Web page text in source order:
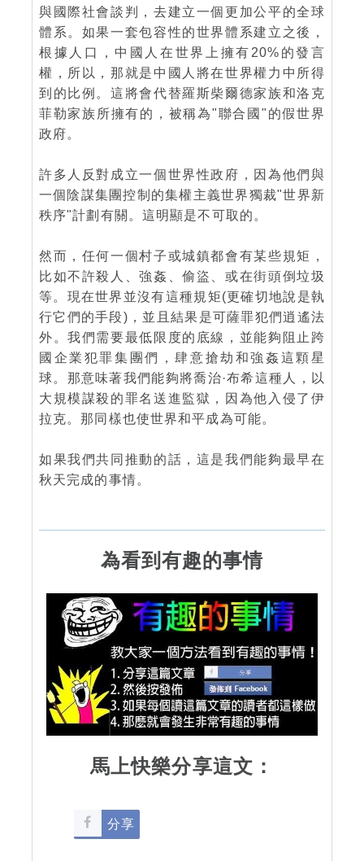
與國際社會談判，去建立一個更加公平的全球
體系。如果一套包容性的世界體系建立之後，
根據人口，中國人在世界上擁有20%的發言
權，所以，那就是中國人將在世界權力中所得
到的比例。這將會代替羅斯柴爾德家族和洛克
菲勒家族所擁有的，被稱為"聯合國"的假世界
政府。
許多人反對成立一個世界性政府，因為他們與
一個陰謀集團控制的集權主義世界獨裁"世界新
秩序"計劃有關。這明顯是不可取的。
然而，任何一個村子或城鎮都會有某些規矩，
比如不許殺人、強姦、偷盜、或在街頭倒垃圾
等。現在世界並沒有這種規矩(更確切地說是執
行它們的手段)，並且結果是可薩罪犯們逍遙法
外。我們需要最低限度的底線，並能夠阻止跨
國企業犯罪集團們，肆意搶劫和強姦這顆星
球。那意味著我們能夠將喬治·布希這種人，以
大規模謀殺的罪名送進監獄，因為他入侵了伊
拉克。那同樣也使世界和平成為可能。
如果我們共同推動的話，這是我們能夠最早在
秋天完成的事情。
為看到有趣的事情
馬上快樂分享這文：
分享